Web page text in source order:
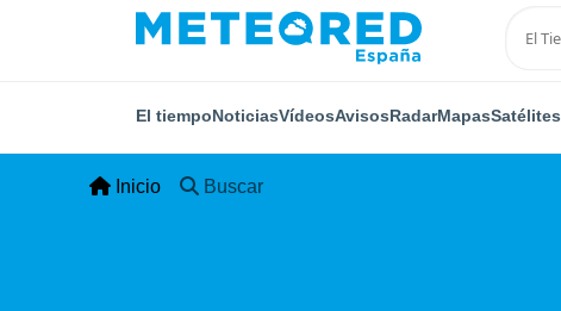
El tiempoNoticiasVídeosAvisosRadarMapasSatélites
Inicio Buscar